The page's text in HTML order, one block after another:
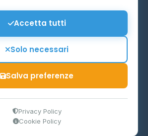
P.IVA 03859300364
Ministero delle Imprese e del Made in Italy
Accetta tutti
Solo necessari
Salva preferenze
Privacy Policy
Cookie Policy